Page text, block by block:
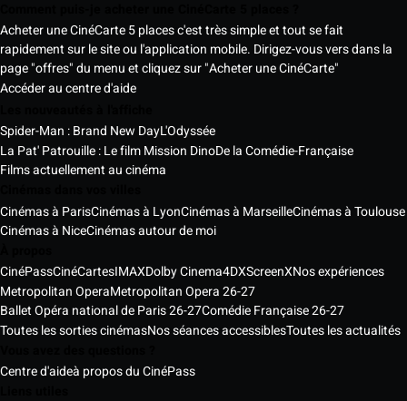
Acheter une CinéCarte 5 places c'est très simple et tout se fait
rapidement sur le site ou l'application mobile. Dirigez-vous vers dans la
page "offres" du menu et cliquez sur "Acheter une CinéCarte"
Accéder au centre d'aide
Spider-Man : Brand New DayL'Odyssée
La Pat' Patrouille : Le film Mission DinoDe la Comédie-Française
Films actuellement au cinéma
Cinémas à ParisCinémas à LyonCinémas à MarseilleCinémas à Toulouse
Cinémas à NiceCinémas autour de moi
CinéPassCinéCartesIMAXDolby Cinema4DXScreenXNos expériences
Metropolitan OperaMetropolitan Opera 26-27
Ballet Opéra national de Paris 26-27Comédie Française 26-27
Toutes les sorties cinémasNos séances accessiblesToutes les actualités
Centre d'aideà propos du CinéPass